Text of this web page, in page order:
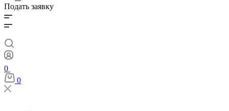
Подать заявку
0
0